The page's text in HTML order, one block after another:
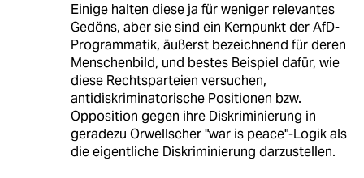
Einige halten diese ja für weniger relevantes
Gedöns, aber sie sind ein Kernpunkt der AfD-
Programmatik, äußerst bezeichnend für deren
Menschenbild, und bestes Beispiel dafür, wie
diese Rechtsparteien versuchen,
antidiskriminatorische Positionen bzw.
Opposition gegen ihre Diskriminierung in
geradezu Orwellscher "war is peace"-Logik als
die eigentliche Diskriminierung darzustellen.